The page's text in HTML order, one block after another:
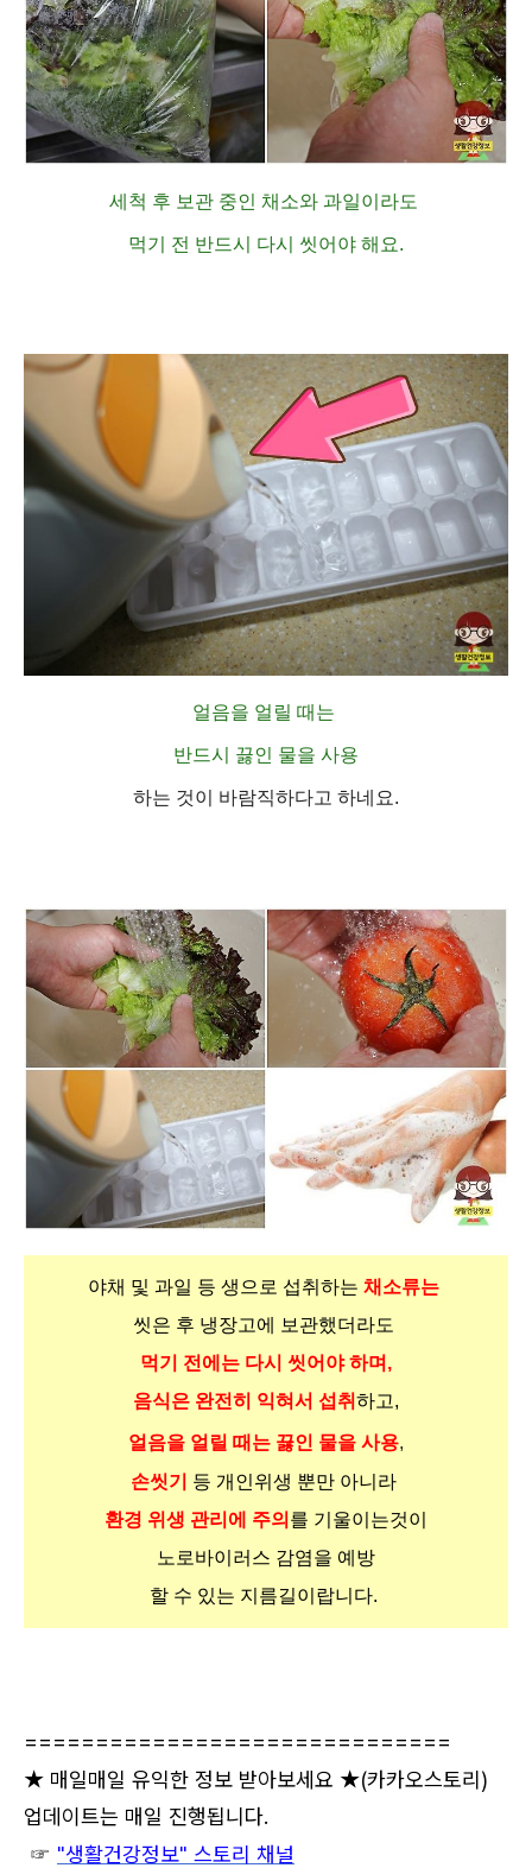
세척 후 보관 중인 채소와 과일이라도
먹기 전 반드시 다시 씻어야 해요.
얼음을 얼릴 때는
반드시 끓인 물을 사용
하는 것이 바람직하다고 하네요.
야채 및 과일 등 생으로 섭취하는 채소류는
씻은 후 냉장고에 보관했더라도
먹기 전에는 다시 씻어야 하며,
음식은 완전히 익혀서 섭취 하고,
얼음을 얼릴 때는 끓인 물을 사용,
손씻기
등 개인위생 뿐만 아니라
환경 위생 관리에 주의 를 기울이는것이
노로바이러스 감염을 예방
할 수 있는 지름길이랍니다.
==============================
★ 매일매일 유익한 정보 받아보세요 ★(카카오스토리)
업데이트는 매일 진행됩니다.
☞ "생활건강정보" 스토리 채널